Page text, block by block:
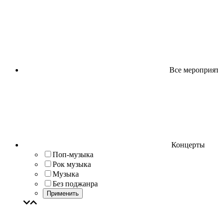
Все
Концерты
Поп-музыка
Рок музыка
Музыка
Без поджанра
Применить